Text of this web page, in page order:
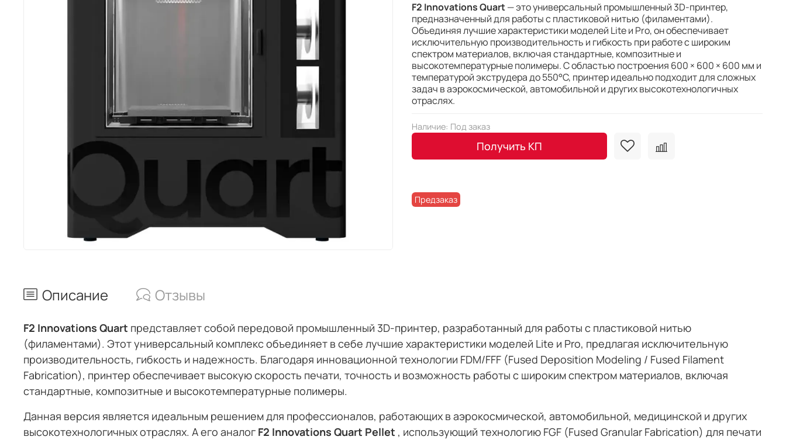
Наличие: Под заказ
Предзаказ
Получить КП
F2 Innovations Quart— это универсальный промышленный 3D-принтер,
предназначенный для работы с пластиковой нитью (филаментами).
Объединяя лучшие характеристики моделей Lite и Pro, он обеспечивает
исключительную производительность и гибкость при работе с широким
спектром материалов, включая стандартные, композитные и
высокотемпературные полимеры. С областью построения 600 × 600 × 600 мм и
температурой экструдера до 550°C, принтер идеально подходит для сложных
задач в аэрокосмической, автомобильной и других высокотехнологичных
отраслях.
Описание Отзывы
F2 Innovations Quart представляет собой передовой промышленный 3D-принтер, разработанный для работы с пластиковой нитью
(филаментами). Этот универсальный комплекс объединяет в себе лучшие характеристики моделей Lite и Pro, предлагая исключительную
производительность, гибкость и надежность. Благодаря инновационной технологии FDM/FFF (Fused Deposition Modeling / Fused Filament
Fabrication), принтер обеспечивает высокую скорость печати, точность и возможность работы с широким спектром материалов, включая
стандартные, композитные и высокотемпературные полимеры.
Данная версия является идеальным решением для профессионалов, работающих в аэрокосмической, автомобильной, медицинской и других
высокотехнологичных отраслях. А его аналог F2 Innovations Quart Pellet , использующий технологию FGF (Fused Granular Fabrication) для печати